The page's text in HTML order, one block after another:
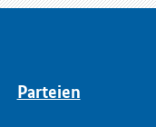
Parteien